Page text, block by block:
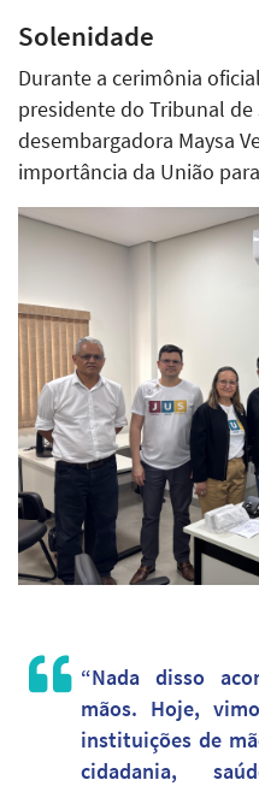
Solenidade
Durante a cerimônia
presidente do Tribunal de
desembargadora Maysa
importância da União
“Nada disso
mãos. Hoje,
instituições de
cidadania,